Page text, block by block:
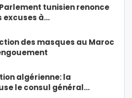
tunisien renonce
excuses à…
des masques au Maroc
algérienne: la
le consul général…